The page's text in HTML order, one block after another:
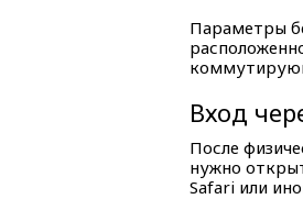
Параметры
Вход
После
нужно
Safari или